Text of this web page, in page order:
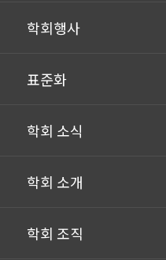
학회행사
표준화
학회 소식
학회 소개
학회 조직